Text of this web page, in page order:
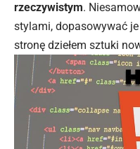
rzeczywistym.
stylami, dopasowywać
stronę dziełem sztuki